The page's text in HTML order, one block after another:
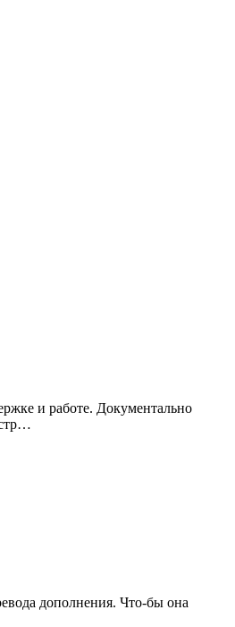
и работе. Документально
дополнения. Что-бы она